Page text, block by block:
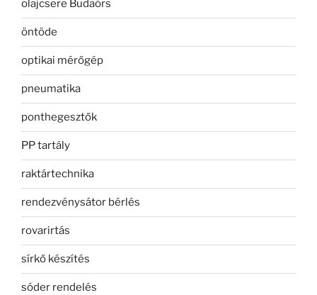
olajcsere Budaörs
öntöde
optikai mérőgép
pneumatika
ponthegesztők
PP tartály
raktártechnika
rendezvénysátor bérlés
rovarirtás
sírkő készítés
sóder rendelés